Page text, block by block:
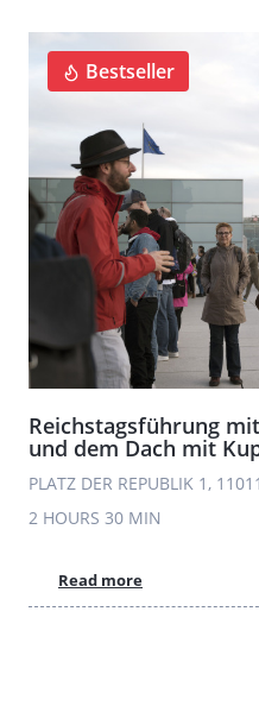
Bestseller
Reichstagsführung
und dem Dach mit
PLATZ DER REPUBLIK 1,
2 HOURS 30 MIN
Read more